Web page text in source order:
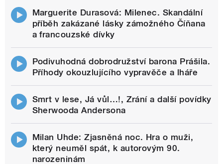
Marguerite Durasová: Milenec. Skandální
příběh zakázané lásky zámožného Číňana
a francouzské dívky
Podivuhodná dobrodružství barona Prášila.
Příhody okouzlujícího vypravěče a lháře
Smrt v lese, Já vůl…!, Zrání a další povídky
Sherwooda Andersona
Milan Uhde: Zjasněná noc. Hra o muži,
který neuměl spát, k autorovým 90.
narozeninám